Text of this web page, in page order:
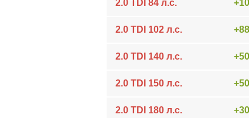
2.0 TDI 84 л.с.
2.0 TDI 102 л.с. +88
2.0 TDI 140 л.с. +50
2.0 TDI 150 л.с. +50
2.0 TDI 180 л.с. +30